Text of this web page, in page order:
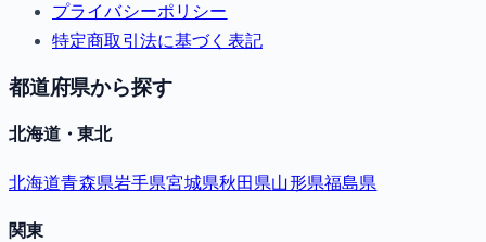
プライバシーポリシー
特定商取引法に基づく表記
都道府県から探す
北海道・東北
北海道青森県岩手県宮城県秋田県山形県福島県
関東